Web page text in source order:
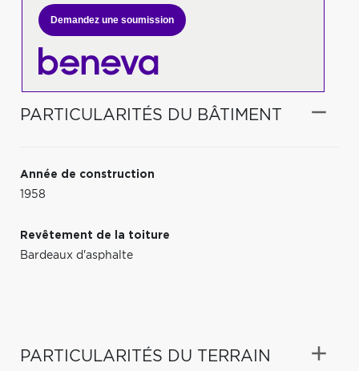
Demandez une soumission
PARTICULARITÉS DU BÂTIMENT
Année de construction
1958
Revêtement de la toiture
Bardeaux d'asphalte
PARTICULARITÉS DU TERRAIN